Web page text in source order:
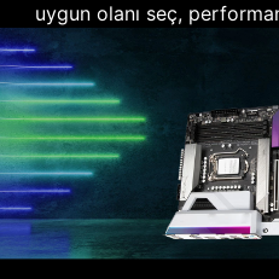
uygun olanı seç,